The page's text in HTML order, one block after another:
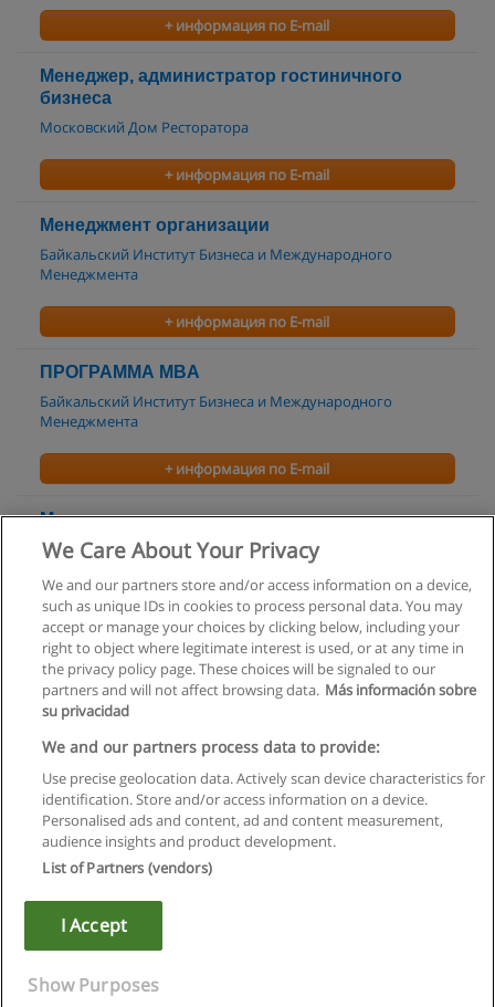
+ информация по E-mail
Менеджер, администратор гостиничного
бизнеса
Московский Дом Ресторатора
+ информация по E-mail
Менеджмент организации
Байкальский Институт Бизнеса и Международного
Менеджмента
+ информация по E-mail
ПРОГРАММА MBA
Байкальский Институт Бизнеса и Международного
Менеджмента
+ информация по E-mail
Менеджмент
Байкальский Институт Бизнеса и Международного
+ информация по E-mail
Правила пользования
Конфиденциальность информации
Напишите Educaedu
Copyright © Educaedu Business S.L. - CIF : B-95610580: -
We Care About Your Privacy
We and our partners store and/or access information on a device,
such as unique IDs in cookies to process personal data. You may
accept or manage your choices by clicking below, including your
right to object where legitimate interest is used, or at any time in
the privacy policy page. These choices will be signaled to our
partners and will not affect browsing data. Más información sobre
su privacidad
We and our partners process data to provide:
Use precise geolocation data. Actively scan device characteristics for
identification. Store and/or access information on a device.
Personalised ads and content, ad and content measurement,
audience insights and product development.
List of Partners (vendors)
I Accept
Show Purposes